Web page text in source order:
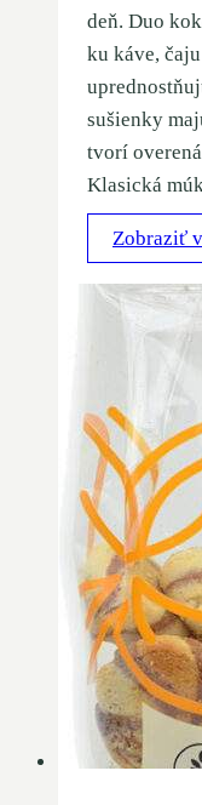
deň. Duo
ku káve,
sušienky
tvorí
Klasická
Zobraziť